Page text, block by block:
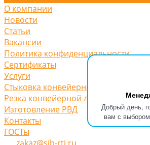
Добрый день,
вам с
О компании
Новости
Статьи
Вакансии
Политика конфиденциальности
Сертификаты
Услуги
Стыковка конвейерной ленты
Резка конвейерной ленты
Изготовление РВД
Контакты
ГОСТы